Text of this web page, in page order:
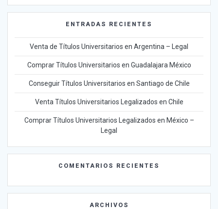
ENTRADAS RECIENTES
Venta de Títulos Universitarios en Argentina – Legal
Comprar Títulos Universitarios en Guadalajara México
Conseguir Títulos Universitarios en Santiago de Chile
Venta Títulos Universitarios Legalizados en Chile
Comprar Títulos Universitarios Legalizados en México –
Legal
COMENTARIOS RECIENTES
ARCHIVOS